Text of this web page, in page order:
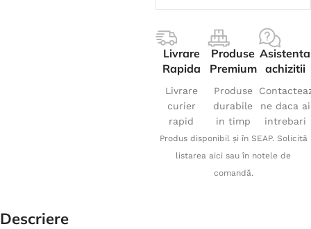
Livrare
Rapida
Livrare
curier
rapid
Produse
Premium
Produse
durabile
in timp
Asistenta
achizitii
ne daca ai
intrebari
Produs disponibil și în SEAP. Solicită
listarea aici sau în notele de
comandă.
Descriere